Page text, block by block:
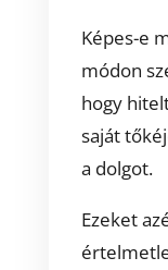
Képes-e
módon
hogy
saját
a dolgot.
Ezeket